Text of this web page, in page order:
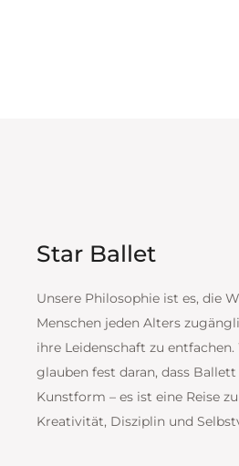
Star Ballet
Unsere Philosophie ist es, die
Menschen jeden Alters
ihre Leidenschaft zu
glauben fest daran, dass
Kunstform – es ist eine Reise
Kreativität, Disziplin und